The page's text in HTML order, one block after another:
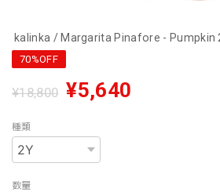
kalinka / Margarita Pinafore - Pumpkin
70%OFF
¥18,800 ¥5,640
種類
数量